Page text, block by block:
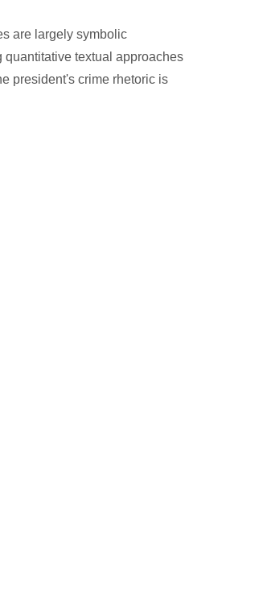
are largely symbolic
textual approaches
president's crime rhetoric is